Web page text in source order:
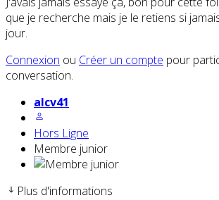
que je recherche mais je le retiens si
jour.
Connexion ou Créer un compte pour
conversation.
alcv41
Hors Ligne
Membre junior
Plus d'informations